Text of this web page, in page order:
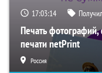
17:03:12
Печать фотографий,
печати netPrint
Россия